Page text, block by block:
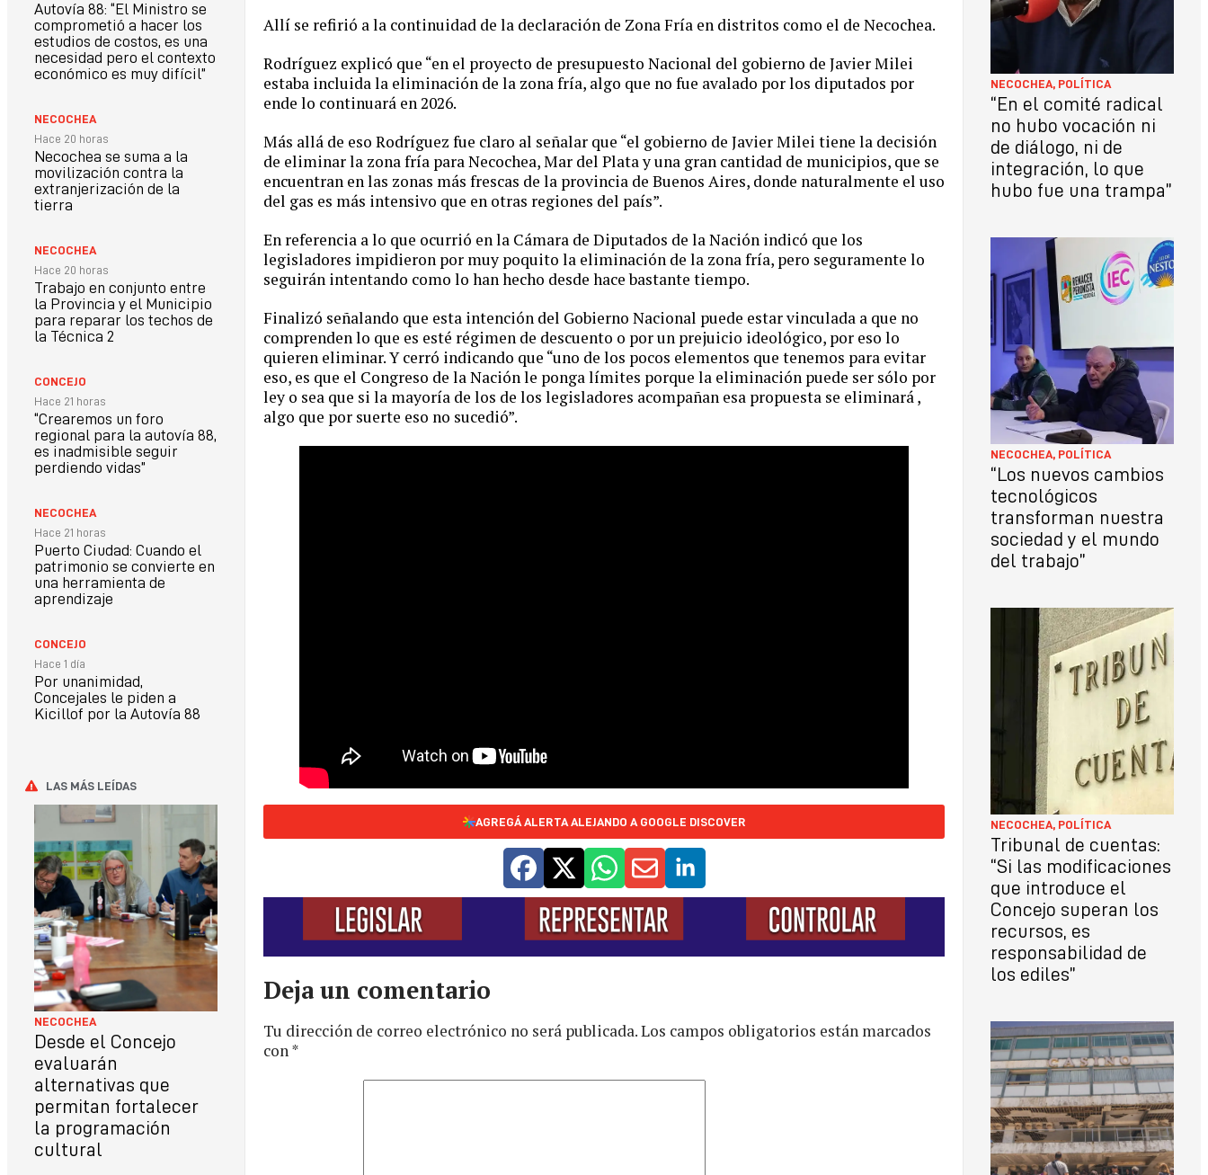
NECOCHEA, POLÍTICA
“En el comité radical
no hubo vocación ni
de diálogo, ni de
integración, lo que
hubo fue una trampa”
NECOCHEA, POLÍTICA
“Los nuevos cambios
tecnológicos
transforman nuestra
sociedad y el mundo
del trabajo”
NECOCHEA, POLÍTICA
Tribunal de cuentas:
“Si las modificaciones
que introduce el
Concejo superan los
recursos, es
responsabilidad de
los ediles”
Autovía 88: “El Ministro se
comprometió a hacer los
estudios de costos, es una
necesidad pero el contexto
económico es muy difícil”
NECOCHEA
Hace 20 horas
Necochea se suma a la
movilización contra la
extranjerización de la
tierra
NECOCHEA
Hace 20 horas
Trabajo en conjunto entre
la Provincia y el Municipio
para reparar los techos de
la Técnica 2
CONCEJO
Hace 21 horas
“Crearemos un foro
regional para la autovía 88,
es inadmisible seguir
perdiendo vidas”
NECOCHEA
Hace 21 horas
Puerto Ciudad: Cuando el
patrimonio se convierte en
una herramienta de
aprendizaje
CONCEJO
Hace 1 día
Por unanimidad,
Concejales le piden a
Kicillof por la Autovía 88
LAS MÁS LEÍDAS
NECOCHEA
Desde el Concejo
evaluarán
alternativas que
permitan fortalecer
la programación
cultural
Allí se refirió a la continuidad de la declaración de Zona Fría en distritos como el de Necochea.
Rodríguez explicó que “en el proyecto de presupuesto Nacional del gobierno de Javier Milei
estaba incluida la eliminación de la zona fría, algo que no fue avalado por los diputados por
ende lo continuará en 2026.
Más allá de eso Rodríguez fue claro al señalar que “el gobierno de Javier Milei tiene la decisión
de eliminar la zona fría para Necochea, Mar del Plata y una gran cantidad de municipios, que se
encuentran en las zonas más frescas de la provincia de Buenos Aires, donde naturalmente el uso
del gas es más intensivo que en otras regiones del país”.
En referencia a lo que ocurrió en la Cámara de Diputados de la Nación indicó que los
legisladores impidieron por muy poquito la eliminación de la zona fría, pero seguramente lo
seguirán intentando como lo han hecho desde hace bastante tiempo.
Finalizó señalando que esta intención del Gobierno Nacional puede estar vinculada a que no
comprenden lo que es esté régimen de descuento o por un prejuicio ideológico, por eso lo
quieren eliminar. Y cerró indicando que “uno de los pocos elementos que tenemos para evitar
eso, es que el Congreso de la Nación le ponga límites porque la eliminación puede ser sólo por
ley o sea que si la mayoría de los de los legisladores acompañan esa propuesta se eliminará ,
algo que por suerte eso no sucedió”.
AGREGÁ ALERTA ALEJANDO A GOOGLE DISCOVER
Deja un comentario
Tu dirección de correo electrónico no será publicada.Los campos obligatorios están marcados
con*